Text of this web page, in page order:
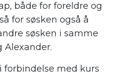
både for foreldre og
for søsken også å
søsken i samme
Alexander.
forbindelse med kurs